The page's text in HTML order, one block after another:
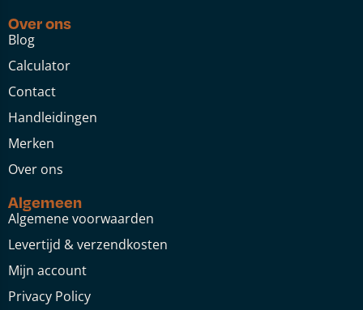
Over ons
Blog
Calculator
Contact
Handleidingen
Merken
Over ons
Algemeen
Algemene voorwaarden
Levertijd & verzendkosten
Mijn account
Privacy Policy